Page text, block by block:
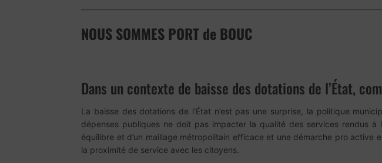
NOUS SOMMES PORT de BOUC
Dans un contexte de baisse des dotations de l’État,
La baisse des dotations de l’État n’est pas une surprise, la politique
dépenses publiques ne doit pas impacter la qualité des services rendus à
équilibre et d’un maillage métropolitain efficace et une démarche pro active
la proximité de service avec les citoyens.